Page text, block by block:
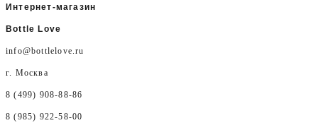
Интернет-магазин
Bottle Love
info@bottlelove.ru
г. Москва
8 (499) 908-88-86
8 (985) 922-58-00